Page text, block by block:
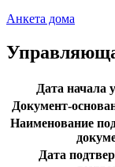
Анкета дома
Дата начала
Документ-
Наименование
Дата